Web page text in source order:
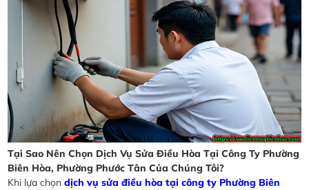
Tại Sao Nên Chọn Dịch Vụ Sửa Điều Hòa Tại Công Ty Phường
Biên Hòa, Phường Phước Tân Của Chúng Tôi?
Khi lựa chọndịch vụ sửa điều hòa tại công ty Phường Biên